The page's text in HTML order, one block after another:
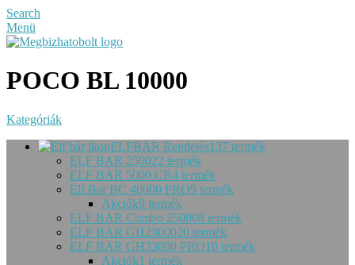
Search
Menü
POCO BL 10000
Kategóriák
ELFBAR Rendelés137 termék
ELF BAR 250022 termék
ELF BAR 5000 CR4 termék
Elf Bar BC 40000 PRO9 termék
Akciók9 termék
ELF BAR Combo 250008 termék
ELF BAR GH2300020 termék
ELF BAR GH33000 PRO10 termék
Akciók1 termék